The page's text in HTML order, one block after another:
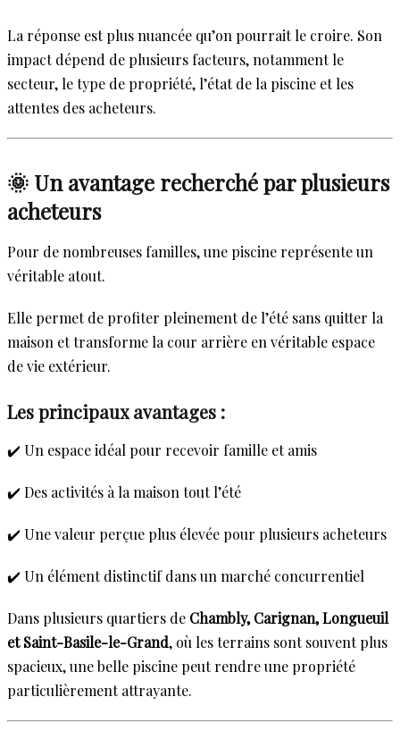
La réponse est plus nuancée qu’on pourrait le croire. Son
impact dépend de plusieurs facteurs, notamment le
secteur, le type de propriété, l’état de la piscine et les
attentes des acheteurs.
🌞 Un avantage recherché par plusieurs
acheteurs
Pour de nombreuses familles, une piscine représente un
véritable atout.
Elle permet de profiter pleinement de l’été sans quitter la
maison et transforme la cour arrière en véritable espace
de vie extérieur.
Les principaux avantages :
✔️ Un espace idéal pour recevoir famille et amis
✔️ Des activités à la maison tout l’été
✔️ Une valeur perçue plus élevée pour plusieurs acheteurs
✔️ Un élément distinctif dans un marché concurrentiel
Dans plusieurs quartiers de Chambly, Carignan, Longueuil
et Saint-Basile-le-Grand, où les terrains sont souvent plus
spacieux, une belle piscine peut rendre une propriété
particulièrement attrayante.